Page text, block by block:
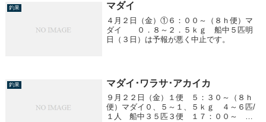
釣果 マダイ
４月２日（金）①６：００～（８ｈ便）マ
ダイ ０．８～２．５ｋｇ 船中５匹明
日（３日）は予報が悪く中止です。
釣果 マダイ･ワラサ･アカイカ
９月２２日（金）１便 ５：３０～（８ｈ
便）マダイ０、５～１、５ｋｇ ４～６匹/
１人 船中３５匹３便 １７：００～ ワ